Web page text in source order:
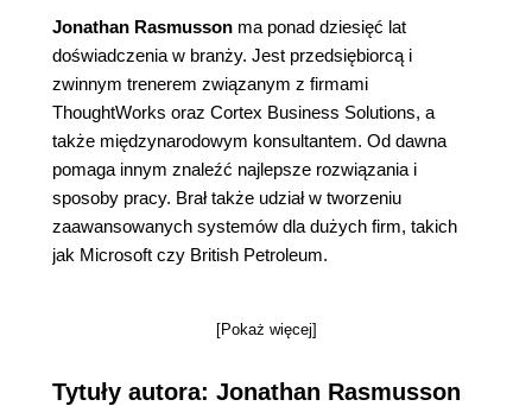
Jonathan Rasmusson ma ponad dziesięć lat
doświadczenia w branży. Jest przedsiębiorcą i
zwinnym trenerem związanym z firmami
ThoughtWorks oraz Cortex Business Solutions, a
także międzynarodowym konsultantem. Od dawna
pomaga innym znaleźć najlepsze rozwiązania i
sposoby pracy. Brał także udział w tworzeniu
zaawansowanych systemów dla dużych firm, takich
jak Microsoft czy British Petroleum.
[Pokaż więcej]
Tytuły autora: Jonathan Rasmusson